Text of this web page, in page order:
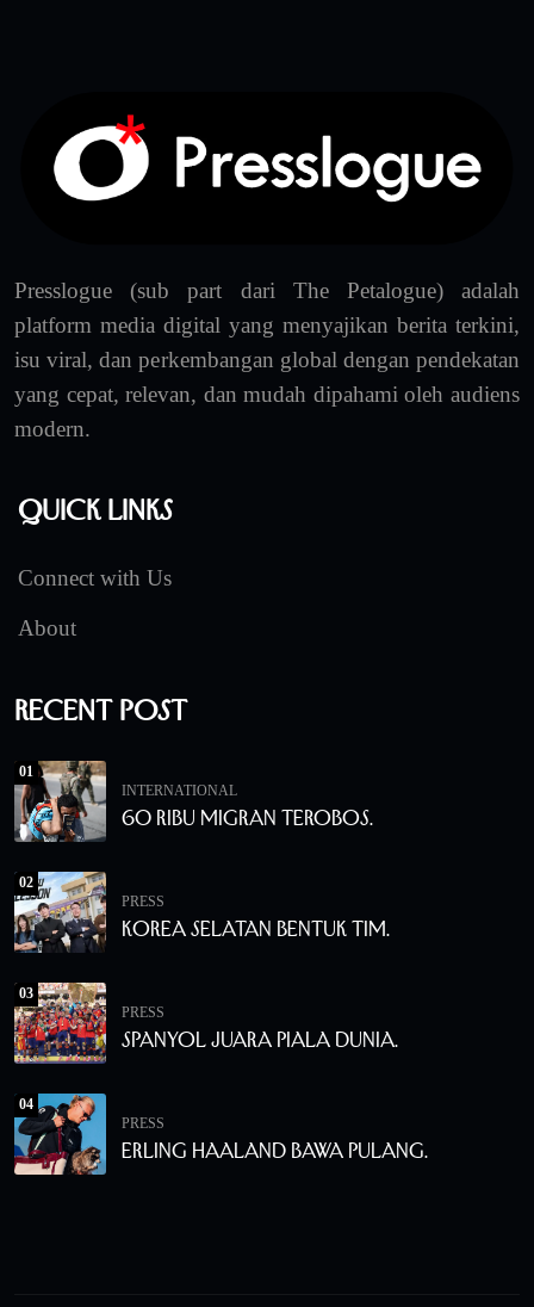
Presslogue (sub part dari The Petalogue) adalah
platform media digital yang menyajikan berita terkini,
isu viral, dan perkembangan global dengan pendekatan
yang cepat, relevan, dan mudah dipahami oleh audiens
modern.
Quick Links
Connect with Us
About
Recent Post
01
INTERNATIONAL
60 Ribu Migran Terobos.
02
PRESS
Korea Selatan Bentuk Tim.
03
PRESS
Spanyol Juara Piala Dunia.
04
PRESS
Erling Haaland Bawa Pulang.